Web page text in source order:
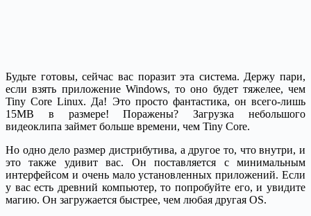
Будьте готовы, сейчас вас поразит эта система. Держу пари,
если взять приложение Windows, то оно будет тяжелее, чем
Tiny Core Linux. Да! Это просто фантастика, он всего-лишь
15MB в размере! Поражены? Загрузка небольшого
видеоклипа займет больше времени, чем Tiny Core.
Но одно дело размер дистрибутива, а другое то, что внутри, и
это также удивит вас. Он поставляется с минимальным
интерфейсом и очень мало установленных приложений. Если
у вас есть древний компьютер, то попробуйте его, и увидите
магию. Он загружается быстрее, чем любая другая OS.